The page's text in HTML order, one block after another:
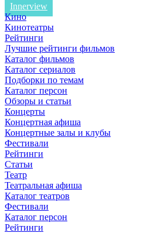
Innerview
Кино
Кинотеатры
Рейтинги
Лучшие рейтинги фильмов
Каталог фильмов
Каталог сериалов
Подборки по темам
Каталог персон
Обзоры и статьи
Концерты
Концертная афиша
Концертные залы и клубы
Фестивали
Рейтинги
Статьи
Театр
Театральная афиша
Каталог театров
Фестивали
Каталог персон
Рейтинги